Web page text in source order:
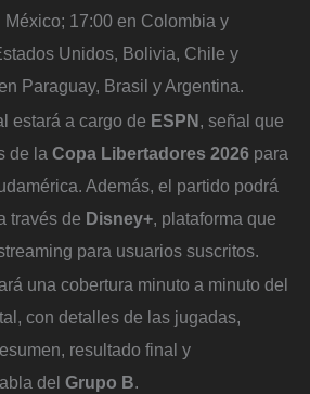
17:00 en Colombia y
Unidos, Bolivia, Chile y
Paraguay, Brasil y Argentina.
estará a cargo de ESPN, señal que
de la Copa Libertadores 2026 para
Además, el partido podrá
través de Disney+, plataforma que
para usuarios suscritos.
una cobertura minuto a minuto del
con detalles de las jugadas,
resultado final y
del Grupo B.